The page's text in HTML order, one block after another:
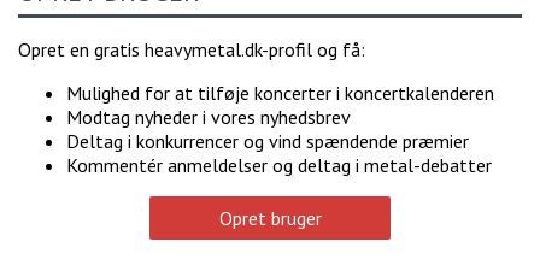
Opret en gratis heavymetal.dk-profil og få:
Mulighed for at tilføje koncerter i koncertkalenderen
Modtag nyheder i vores nyhedsbrev
Deltag i konkurrencer og vind spændende præmier
Kommentér anmeldelser og deltag i metal-debatter
Opret bruger